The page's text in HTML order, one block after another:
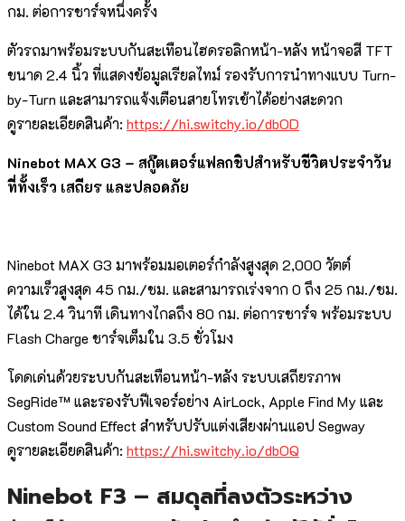
กม. ต่อการชาร์จหนึ่งครั้ง
ตัวรถมาพร้อมระบบกันสะเทือนไฮดรอลิกหน้า-หลัง หน้าจอสี TFT
ขนาด 2.4 นิ้ว ที่แสดงข้อมูลเรียลไทม์ รองรับการนำทางแบบ Turn-
by-Turn และสามารถแจ้งเตือนสายโทรเข้าได้อย่างสะดวก
ดูรายละเอียดสินค้า: https://hi.switchy.io/dbOD
Ninebot MAX G3 – สกู๊ตเตอร์แฟลกชิปสำหรับชีวิตประจำวัน
ที่ทั้งเร็ว เสถียร และปลอดภัย
Ninebot MAX G3 มาพร้อมมอเตอร์กำลังสูงสุด 2,000 วัตต์
ความเร็วสูงสุด 45 กม./ชม. และสามารถเร่งจาก 0 ถึง 25 กม./ชม.
ได้ใน 2.4 วินาที เดินทางไกลถึง 80 กม. ต่อการชาร์จ พร้อมระบบ
Flash Charge ชาร์จเต็มใน 3.5 ชั่วโมง
โดดเด่นด้วยระบบกันสะเทือนหน้า-หลัง ระบบเสถียรภาพ
SegRide™ และรองรับฟีเจอร์อย่าง AirLock, Apple Find My และ
Custom Sound Effect สำหรับปรับแต่งเสียงผ่านแอป Segway
ดูรายละเอียดสินค้า: https://hi.switchy.io/dbOQ
Ninebot F3 – สมดุลที่ลงตัวระหว่าง